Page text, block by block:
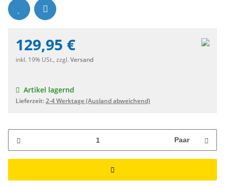
129,95 €
inkl. 19% USt., zzgl. Versand
Artikel lagernd
Lieferzeit:2-4 Werktage(Ausland abweichend)
Paar